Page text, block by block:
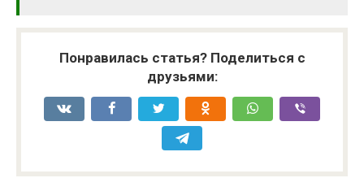
Понравилась статья? Поделиться с
друзьями: